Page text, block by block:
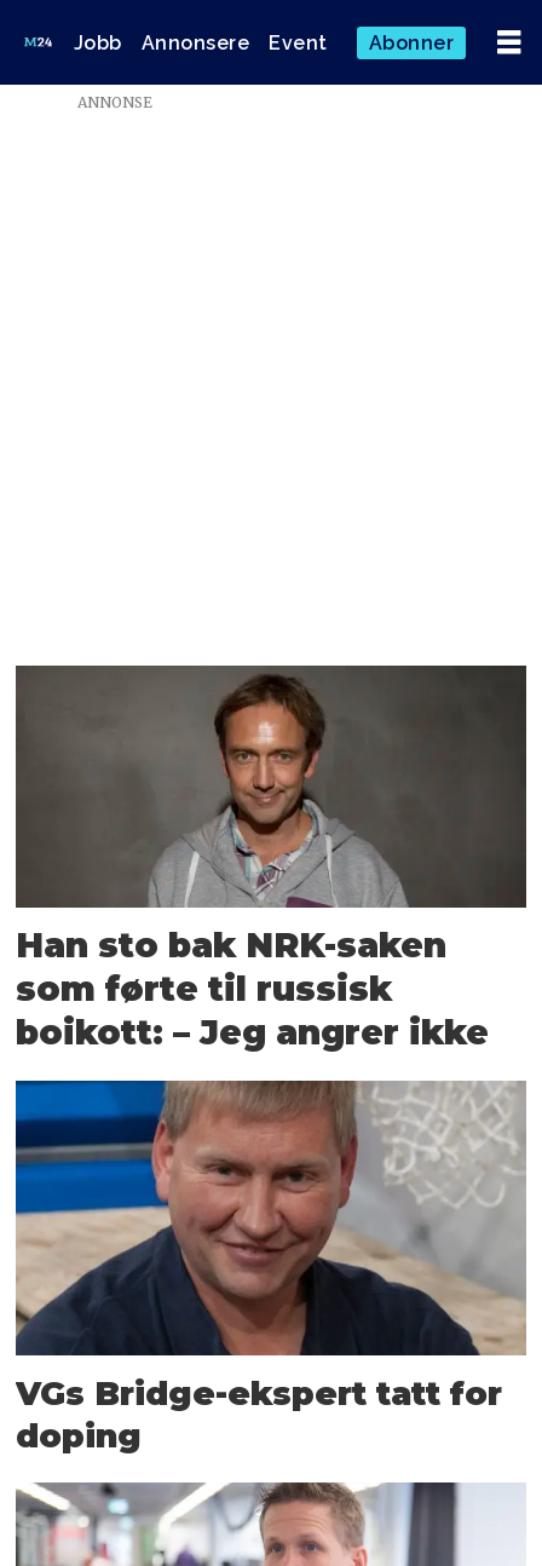
Jobb Annonsere Event Abonner
Emne:
ANNONSE
Han sto bak NRK-saken
som førte til russisk
boikott: – Jeg angrer ikke
VGs Bridge-ekspert tatt for
doping